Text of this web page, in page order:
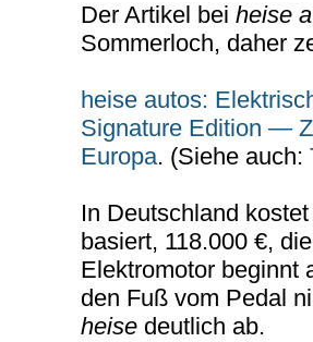
Der Artikel bei heise
Sommerloch, daher
heise autos:
Signature Edition —
Europa. (Siehe auch:
In Deutschland
basiert, 118.000 €,
Elektromotor beginnt
den Fuß vom Pedal
heisedeutlich ab.